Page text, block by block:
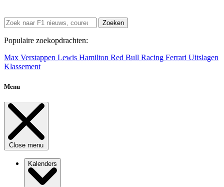
Zoeken
Populaire zoekopdrachten:
Max Verstappen Lewis Hamilton Red Bull Racing Ferrari Uitslagen
Klassement
Menu
Close menu
Kalenders